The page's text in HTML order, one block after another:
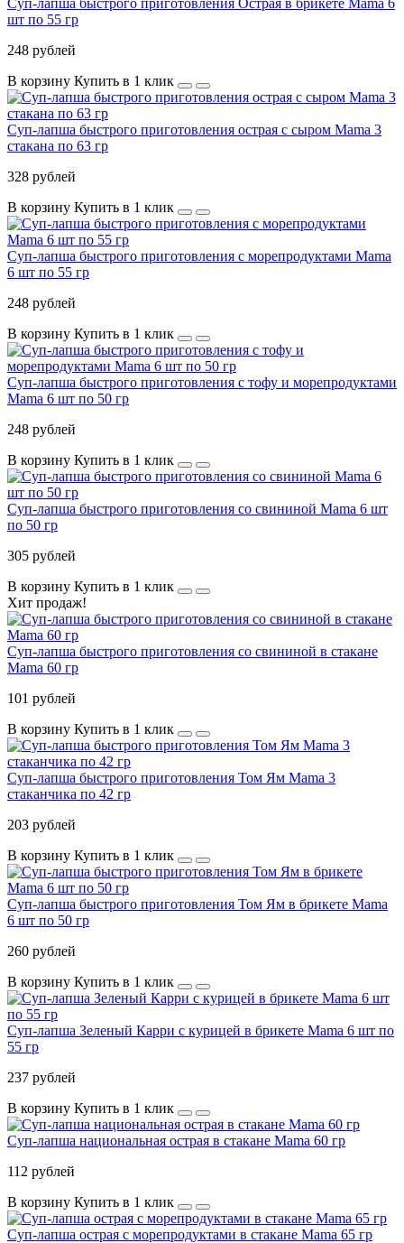
шт по 55 гр
248 рублей
В корзину Купить в 1 клик
Суп-лапша быстрого приготовления острая с сыром Mama 3
стакана по 63 гр
328 рублей
В корзину Купить в 1 клик
Суп-лапша быстрого приготовления с морепродуктами Mama
6 шт по 55 гр
248 рублей
В корзину Купить в 1 клик
Суп-лапша быстрого приготовления с тофу и морепродуктами
Mama 6 шт по 50 гр
248 рублей
В корзину Купить в 1 клик
Суп-лапша быстрого приготовления со свининой Mama 6 шт
по 50 гр
305 рублей
В корзину Купить в 1 клик
Хит продаж!
Суп-лапша быстрого приготовления со свининой в стакане
Mama 60 гр
101 рублей
В корзину Купить в 1 клик
Суп-лапша быстрого приготовления Том Ям Mama 3
стаканчика по 42 гр
203 рублей
В корзину Купить в 1 клик
Суп-лапша быстрого приготовления Том Ям в брикете Mama
6 шт по 50 гр
260 рублей
В корзину Купить в 1 клик
Суп-лапша Зеленый Карри с курицей в брикете Mama 6 шт по
55 гр
237 рублей
В корзину Купить в 1 клик
Суп-лапша национальная острая в стакане Mama 60 гр
112 рублей
В корзину Купить в 1 клик
Суп-лапша острая с морепродуктами в стакане Mama 65 гр